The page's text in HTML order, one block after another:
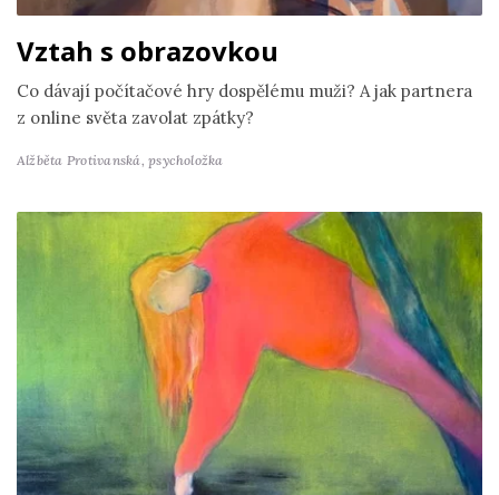
Vztah s obrazovkou
Co dávají počítačové hry dospělému muži? A jak partnera
z online světa zavolat zpátky?
Alžběta Protivanská,psycholožka